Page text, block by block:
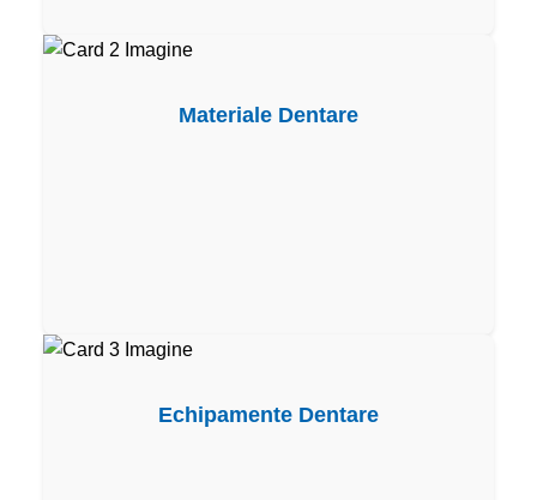
Materiale Dentare
Echipamente Dentare